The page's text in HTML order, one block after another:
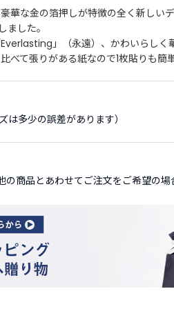
華な金の箔押しが特徴の全く新しい
した。
」（永遠）、かわいらしく
べて張りがある紙なので1枚貼りも
多少の誤差があります）
商品とあわせてご注文をご希望の場